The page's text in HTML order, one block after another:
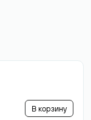
В корзину